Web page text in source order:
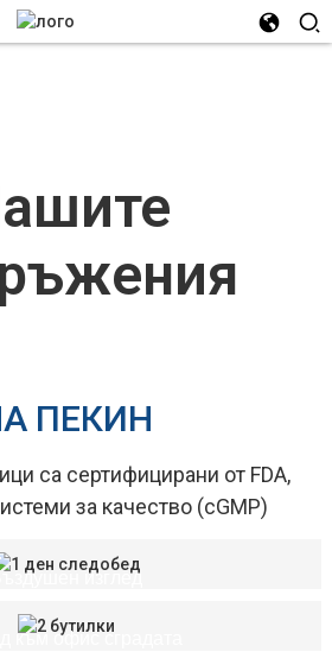
ПЕКИН
са сертифицирани от FDA,
за качество (cGMP)
изглед
към офис сградата